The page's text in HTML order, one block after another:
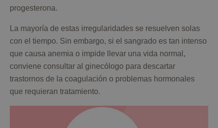
progesterona.
La mayoría de estas irregularidades se resuelven solas
con el tiempo. Sin embargo, si el sangrado es tan intenso
que causa anemia o impide llevar una vida normal,
conviene consultar al ginecólogo para descartar
trastornos de la coagulación o problemas hormonales
que requieran tratamiento.